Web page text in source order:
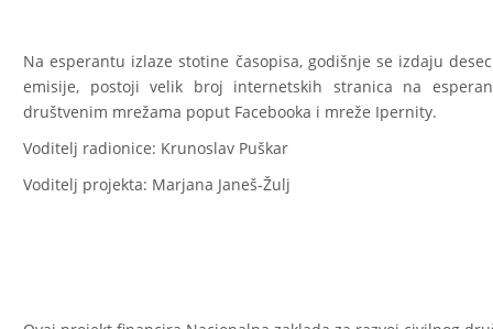
Na esperantu izlaze stotine časopisa, godišnje se izdaju
emisije, postoji velik broj internetskih stranica na
društvenim mrežama poput Facebooka i mreže Ipernity.
Voditelj radionice: Krunoslav Puškar
Voditelj projekta: Marjana Janeš-Žulj